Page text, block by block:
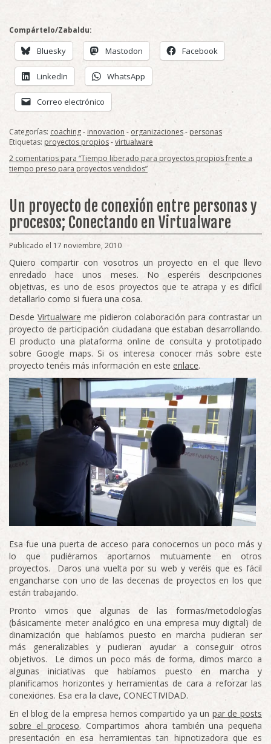
Compártelo/Zabaldu:
Bluesky Mastodon Facebook
LinkedIn WhatsApp
Correo electrónico
Categorías: coaching- innovacion - organizaciones- personas
Etiquetas: proyectos propios-virtualware
2 comentarios para “Tiempo liberado para proyectos propios frente a
tiempo preso para proyectos vendidos”
Un proyecto de conexión entre personas y
procesos; Conectando en Virtualware
Publicado el 17 noviembre, 2010
Quiero compartir con vosotros un proyecto en el que llevo
enredado hace unos meses. No esperéis descripciones
objetivas, es uno de esos proyectos que te atrapa y es difícil
detallarlo como si fuera una cosa.
Desde Virtualware me pidieron colaboración para contrastar un
proyecto de participación ciudadana que estaban desarrollando.
El producto una plataforma online de consulta y prototipado
sobre Google maps. Si os interesa conocer más sobre este
proyecto tenéis más información en este enlace.
Esa fue una puerta de acceso para conocernos un poco más y
lo que pudiéramos aportarnos mutuamente en otros
proyectos. Daros una vuelta por su web y veréis que es fácil
engancharse con uno de las decenas de proyectos en los que
están trabajando.
Pronto vimos que algunas de las formas/metodologías
(básicamente meter analógico en una empresa muy digital) de
dinamización que habíamos puesto en marcha pudieran ser
más generalizables y pudieran ayudar a conseguir otros
objetivos. Le dimos un poco más de forma, dimos marco a
algunas iniciativas que habíamos puesto en marcha y
planificamos horizontes y herramientas de cara a reforzar las
conexiones. Esa era la clave, CONECTIVIDAD.
En el blog de la empresa hemos compartido ya un par de posts
sobre el proceso. Compartimos ahora también una pequeña
presentación en esa herramientas tan hipnotizadora que es